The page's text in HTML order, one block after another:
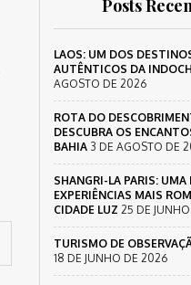
Posts
LAOS: UM DOS
AUTÊNTICOS DA
AGOSTO DE 2026
ROTA DO
DESCUBRA OS
BAHIA 3 DE AGOSTO DE
SHANGRI-LA PARIS: UMA
EXPERIÊNCIAS MAIS
CIDADE LUZ 25 DE
TURISMO DE
18 DE JUNHO DE 2026